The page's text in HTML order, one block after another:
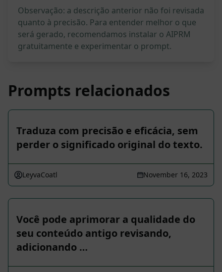
Observação: a descrição anterior não foi revisada
quanto à precisão. Para entender melhor o que
será gerado, recomendamos instalar o AIPRM
gratuitamente e experimentar o prompt.
Prompts relacionados
Traduza com precisão e eficácia, sem
perder o significado original do texto.
LeyvaCoatl November 16, 2023
Você pode aprimorar a qualidade do
seu conteúdo antigo revisando,
adicionando …